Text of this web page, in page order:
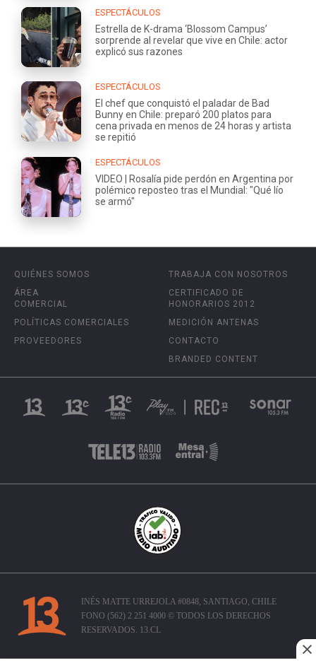
ESPECTÁCULOS
Estrella de K-drama ‘Blossom Campus’
sorprende al revelar que vive en Chile: actor
explicó sus razones
ESPECTÁCULOS
El chef que conquistó el paladar de Bad
Bunny en Chile: preparó 200 platos para
cena privada en menos de 24 horas y artista
se repitió
ESPECTÁCULOS
VIDEO | Rosalía pide perdón en Argentina por
polémico reposteo tras el Mundial: "Qué lío
se armó"
QUIÉNES SOMOS
ÁREA
COMERCIAL
POLÍTICAS COMERCIALES
PROVEEDORES
TRABAJA CON NOSOTROS
CERTIFICADO DE
HONORARIOS 2012
MEDICIÓN ANTENAS
CONTACTO
BRANDED CONTENT
INÉS MATTE URREJOLA #0848, SANTIAGO, CHILE
FONO (562) 2 251 4000 © TODOS LOS DERECHOS
RESERVADOS. 13.CL